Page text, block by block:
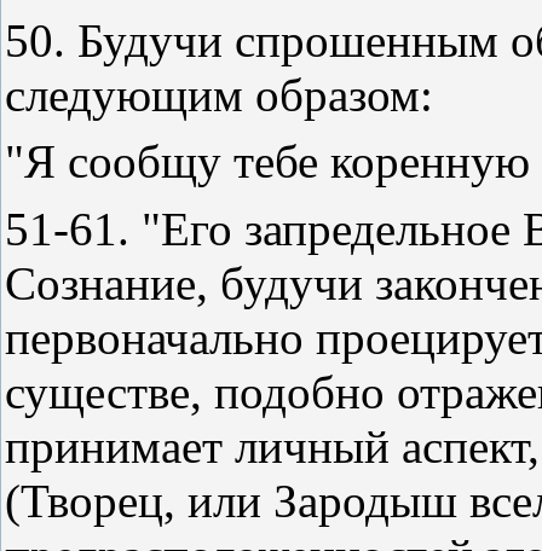
50. Будучи спрошенным
следующим образом:
"Я сообщу тебе
51-61. "Его запредельное
Сознание, будучи
первоначально
существе, подобно
принимает личный
(Творец, или Зародыш